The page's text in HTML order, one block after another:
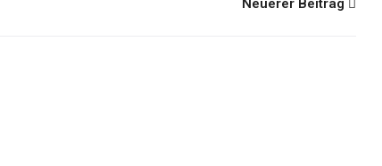
Neuerer Beitrag